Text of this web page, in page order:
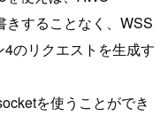
することなく、WSS
のリクエストを生成す
を使うことができ